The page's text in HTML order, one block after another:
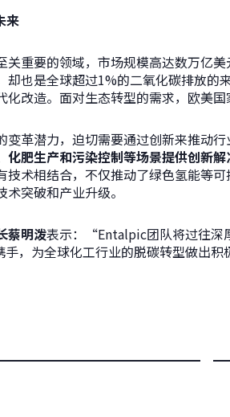
来
关重要的领域，市场规模高达数万亿
却也是全球超过1%的二氧化碳排放
改造。面对生态转型的需求，欧美国
革潜力，迫切需要通过创新来推动行
化肥生产和污染控制等场景提供创新
技术相结合，不仅推动了绿色氢能等
突破和产业升级。
蔡明泼表示：“Entalpic团队将过往深
，为全球化工行业的脱碳转型做出积